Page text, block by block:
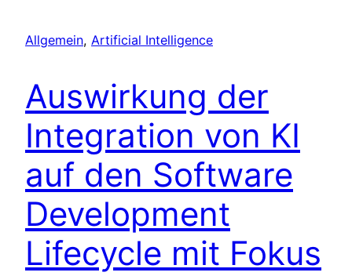
Allgemein, Artificial Intelligence
Auswirkung der
Integration von KI
auf den Software
Development
Lifecycle mit Fokus